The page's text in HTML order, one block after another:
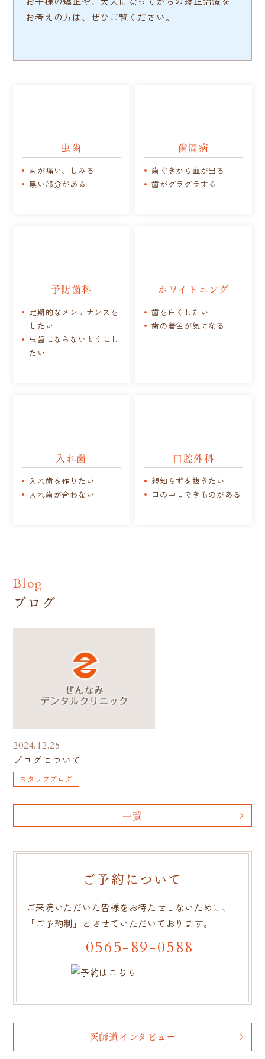
お考えの方は、 ぜひご覧ください。
虫歯
歯が痛い、しみる
黒い部分がある
歯周病
歯ぐきから血が出る
歯がグラグラする
予防歯科
定期的なメンテナンスを
したい
虫歯にならないようにし
たい
ホワイトニング
歯を白くしたい
歯の着色が気になる
入れ歯
入れ歯を作りたい
入れ歯が合わない
口腔外科
親知らずを抜きたい
口の中にできものがある
Blog
ブログ
2024.12.25
ブログについて
スタッフブログ
一覧
ご予約について
ご来院いただいた皆様をお待たせしないために、
「ご予約制」とさせていただいております。
0565-89-0588
医師道インタビュー